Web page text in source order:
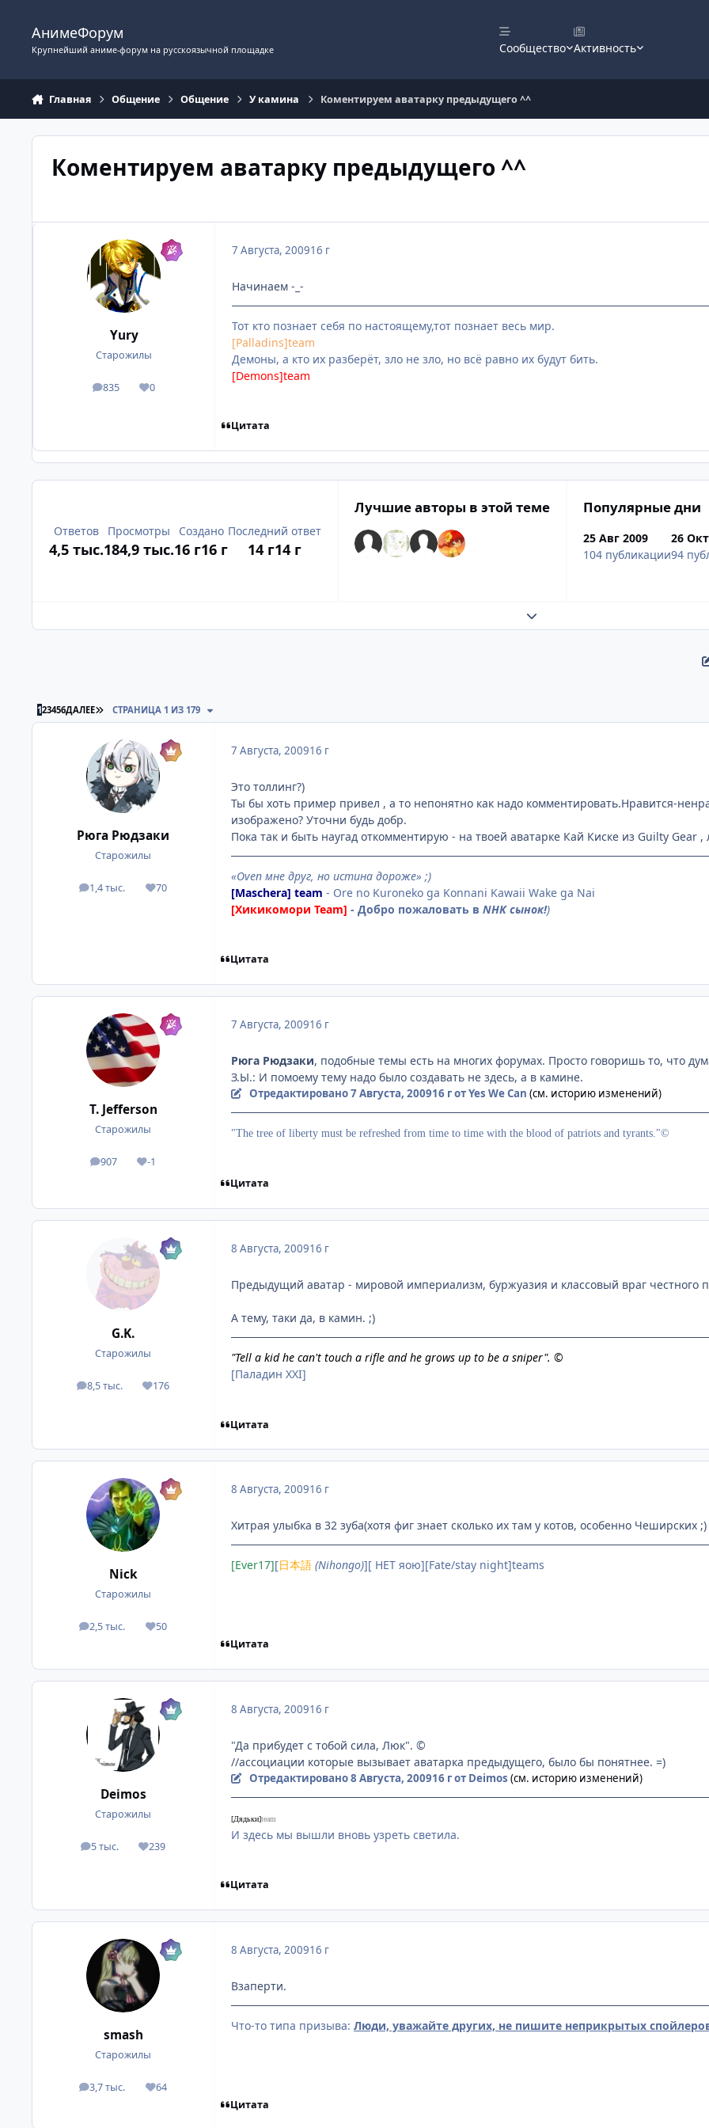
АнимеФорум
Крупнейший аниме-форум на русскоязычной площадке Сообщество Активность
Главная Общение Общение У камина Коментируем аватарку предыдущего ^^
Коментируем аватарку предыдущего ^^
Yury
Старожилы
835
посты 0
Репутация
7 Августа, 200916 г
Начинаем -_-
Тот кто познает себя по настоящему,тот познает весь мир.
[Palladins]team
Демоны, а кто их разберёт, зло не зло, но всё равно их будут бить.
[Demons]team
Цитата
Ответов
4,5 тыс.
Просмотры
184,9 тыс.
Создано
16 г16 г
Последний ответ
14 г14 г
Лучшие авторы в этой теме Популярные дни
25 Авг 2009
104 публикации
26
94
Развернуть обзор темы
123456ДАЛЕЕ ПОСЛЕДНЯЯ СТРАНИЦА
СТРАНИЦА 1 ИЗ 179
Рюга Рюдзаки
Старожилы
1,4 тыс.
посты 70
Репутация
7 Августа, 200916 г
Это толлинг?)
Ты бы хоть пример привел , а то непонятно как надо комментировать.Нравится-
изображено? Уточни будь добр.
Пока так и быть наугад откомментирую - на твоей аватарке Кай Киске из Guilty Gear
«Oven мне друг, но истина дороже» ;)
[Maschera] team - Ore no Kuroneko ga Konnani Kawaii Wake ga Nai
[Хикикомори Team] - Добро пожаловать в NHK сынок!)
Цитата
T. Jefferson
Старожилы
907
посты -1
Репутация
7 Августа, 200916 г
Рюга Рюдзаки, подобные темы есть на многих форумах. Просто говоришь то, что
З.Ы.: И помоему тему надо было создавать не здесь, а в камине.
Отредактировано7 Августа, 200916 гот Yes We Can (см. историю изменений)
"The tree of liberty must be refreshed from time to time with the blood of patriots and tyrants."©
Цитата
G.K.
Старожилы
8,5 тыс.
посты 176
Репутация
8 Августа, 200916 г
Предыдущий аватар - мировой империализм, буржуазия и классовый враг честного
А тему, таки да, в камин. ;)
"Tell a kid he can't touch a rifle and he grows up to be a sniper". ©
[Паладин XXI]
Цитата
Nick
Старожилы
2,5 тыс.
посты 50
Репутация
8 Августа, 200916 г
Хитрая улыбка в 32 зуба(хотя фиг знает сколько их там у котов, особенно Чеширских ;)
[Ever17][日本語 (Nihongo)][ НЕТ яою][Fate/stay night]teams
Цитата
Deimos
Старожилы
5 тыс.
посты 239
Репутация
8 Августа, 200916 г
"Да прибудет с тобой сила, Люк". ©
//ассоциации которые вызывает аватарка предыдущего, было бы понятнее. =)
Отредактировано8 Августа, 200916 гот Deimos (см. историю изменений)
[Дядьки]team
И здесь мы вышли вновь узреть светила.
Цитата
smash
Старожилы
3,7 тыс.
посты 64
Репутация
8 Августа, 200916 г
Взаперти.
Что-то типа призыва: Люди, уважайте других, не пишите неприкрытых
Цитата